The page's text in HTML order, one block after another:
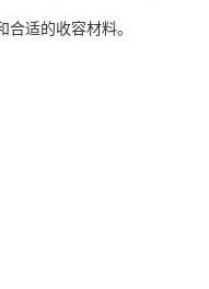
适的收容材料。